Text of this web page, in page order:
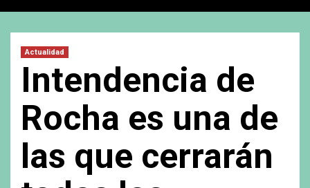
Actualidad
Intendencia de
Rocha es una de
las que cerrarán